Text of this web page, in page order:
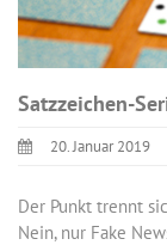
Satzzeichen-
20. Januar 2019
Der Punkt trennt
Nein, nur Fake